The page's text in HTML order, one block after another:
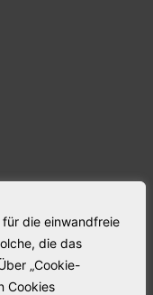
die einwandfreie
die das
„Cookie-
Cookies